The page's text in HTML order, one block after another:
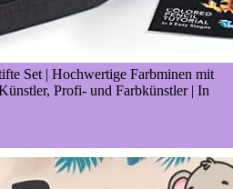
Set | Hochwertige Farbminen mit
Profi- und Farbkünstler | In